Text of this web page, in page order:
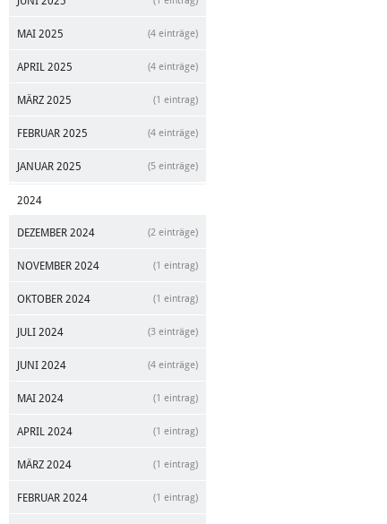
MAI 2025 (4 einträge)
APRIL 2025 (4 einträge)
MÄRZ 2025 (1 eintrag)
FEBRUAR 2025 (4 einträge)
JANUAR 2025 (5 einträge)
2024
DEZEMBER 2024 (2 einträge)
NOVEMBER 2024 (1 eintrag)
OKTOBER 2024 (1 eintrag)
JULI 2024 (3 einträge)
JUNI 2024 (4 einträge)
MAI 2024 (1 eintrag)
APRIL 2024 (1 eintrag)
MÄRZ 2024 (1 eintrag)
FEBRUAR 2024 (1 eintrag)